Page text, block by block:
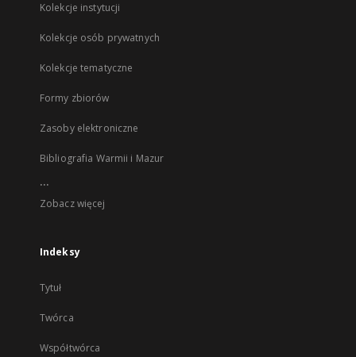
Kolekcje instytucji
Kolekcje osób prywatnych
Kolekcje tematyczne
Formy zbiorów
Zasoby elektroniczne
Bibliografia Warmii i Mazur
...
Zobacz więcej
Indeksy
Tytuł
Twórca
Współtwórca